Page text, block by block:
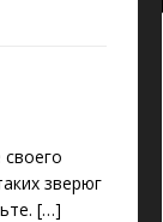
зверюг
[…]